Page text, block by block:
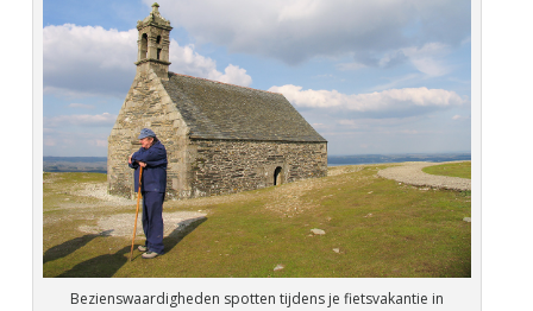
Bezienswaardigheden spotten tijdens je fietsvakantie in